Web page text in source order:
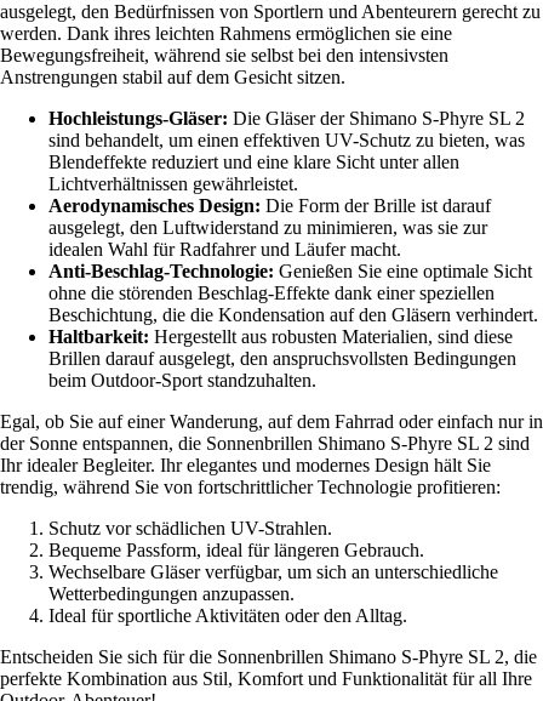
ausgelegt, den Bedürfnissen von Sportlern und Abenteurern gerecht zu
werden. Dank ihres leichten Rahmens ermöglichen sie eine
Bewegungsfreiheit, während sie selbst bei den intensivsten
Anstrengungen stabil auf dem Gesicht sitzen.
Hochleistungs-Gläser: Die Gläser der Shimano S-Phyre SL 2
sind behandelt, um einen effektiven UV-Schutz zu bieten, was
Blendeffekte reduziert und eine klare Sicht unter allen
Lichtverhältnissen gewährleistet.
Aerodynamisches Design: Die Form der Brille ist darauf
ausgelegt, den Luftwiderstand zu minimieren, was sie zur
idealen Wahl für Radfahrer und Läufer macht.
Anti-Beschlag-Technologie: Genießen Sie eine optimale Sicht
ohne die störenden Beschlag-Effekte dank einer speziellen
Beschichtung, die die Kondensation auf den Gläsern verhindert.
Haltbarkeit: Hergestellt aus robusten Materialien, sind diese
Brillen darauf ausgelegt, den anspruchsvollsten Bedingungen
beim Outdoor-Sport standzuhalten.
Egal, ob Sie auf einer Wanderung, auf dem Fahrrad oder einfach nur in
der Sonne entspannen, die Sonnenbrillen Shimano S-Phyre SL 2 sind
Ihr idealer Begleiter. Ihr elegantes und modernes Design hält Sie
trendig, während Sie von fortschrittlicher Technologie profitieren:
Schutz vor schädlichen UV-Strahlen.
Bequeme Passform, ideal für längeren Gebrauch.
Wechselbare Gläser verfügbar, um sich an unterschiedliche
Wetterbedingungen anzupassen.
Ideal für sportliche Aktivitäten oder den Alltag.
Entscheiden Sie sich für die Sonnenbrillen Shimano S-Phyre SL 2, die
perfekte Kombination aus Stil, Komfort und Funktionalität für all Ihre